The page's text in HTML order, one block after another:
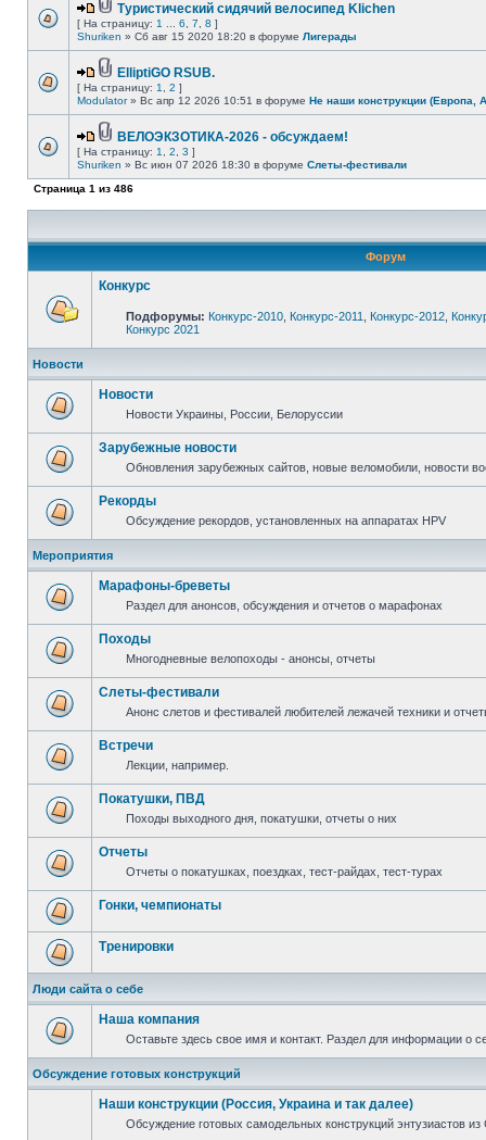
Туристический сидячий велосипед Klichen
[ На страницу: 1 6 7 8 ]
Shuriken » Сб авг 15 2020 18:20 в форуме Лигерады
ElliptiGO RSUB.
[ На страницу: 1 2 ]
Modulator» Вс апр 12 2026 10:51 в форуме Не наши конструкции (Европа,
ВЕЛОЭКЗОТИКА-2026 - обсуждаем!
[ На страницу: 1 2 3 ]
Shuriken » Вс июн 07 2026 18:30 в форуме Слеты-фестивали
Страница 1 из 486
Форум
Конкурс
Подфорумы: Конкурс-2010 Конкурс-2011 Конкурс-2012
Конкурс 2021
Новости
Новости
Новости Украины, России, Белоруссии
Зарубежные новости
Обновления зарубежных сайтов, новые веломобили, новости
Рекорды
Обсуждение рекордов, установленных на аппаратах HPV
Мероприятия
Марафоны-бреветы
Раздел для анонсов, обсуждения и отчетов о марафонах
Походы
Многодневные велопоходы - анонсы, отчеты
Слеты-фестивали
Анонс слетов и фестивалей любителей лежачей техники и
Встречи
Лекции, например.
Покатушки, ПВД
Походы выходного дня, покатушки, отчеты о них
Отчеты
Отчеты о покатушках, поездках, тест-райдах, тест-турах
Гонки, чемпионаты
Тренировки
Люди сайта о себе
Наша компания
Оставьте здесь свое имя и контакт. Раздел для информации о
Обсуждение готовых конструкций
Наши конструкции (Россия, Украина и так далее)
Обсуждение готовых самодельных конструкций энтузиастов